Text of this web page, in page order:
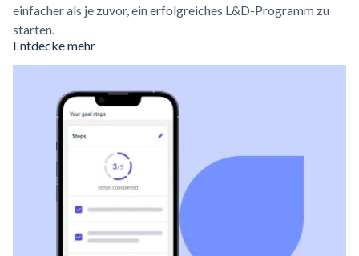
einfacher als je zuvor, ein erfolgreiches L&D-Programm zu
starten.
Entdecke mehr